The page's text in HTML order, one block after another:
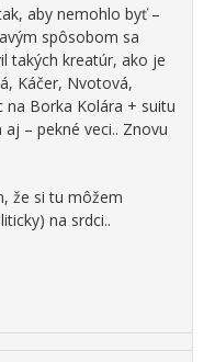
aby nemohlo byť –
spôsobom sa
takých kreatúr, ako je
Káčer, Nvotová,
na Borka Kolára + suitu
– pekné veci.. Znovu
že si tu môžem
na srdci..